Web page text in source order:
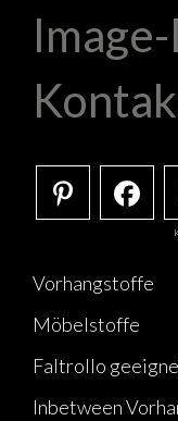
Vorhangstoffe
Möbelstoffe
Faltrollo
Inbetween